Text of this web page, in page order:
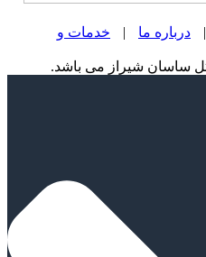
| درباره ما |
خدمات و
ساسان شیراز می باشد.